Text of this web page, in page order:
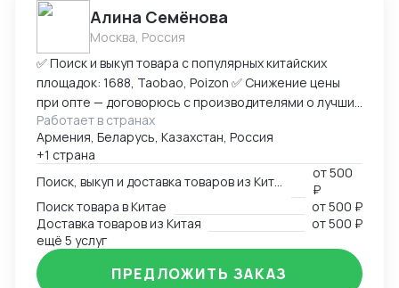
Алина Семёнова
Москва, Россия
✅ Поиск и выкуп товара с популярных китайских
площадок: 1688, Taobao, Poizon ✅ Снижение цены
при опте — договорюсь с производителями о лучших
условиях ✅ Предоставлю фото- и видеоотчет перед
отправкой ✅ Надежная упаковка — минимизация
рисков повреждений при перевозке ✅ Доставка
товара до склада в Москву, отправка в любой город
России (ТК на выбор) ✅ Также доставлю в Армению,
Беларусь, Казахстан, Кыргызстан ✅ Полное
сопровождение — от заказа до получения ➡
Пришлите ссылку на товар или фото, его количество,
и я рассчитаю стоимость доставки
Работает в странах
Армения, Беларусь, Казахстан, Россия
+1 страна
от500
₽
Поиск товара в Китае
от500 ₽
Доставка товаров из Китая
от500 ₽
ещё 5 услуг
ПРЕДЛОЖИТЬ ЗАКАЗ